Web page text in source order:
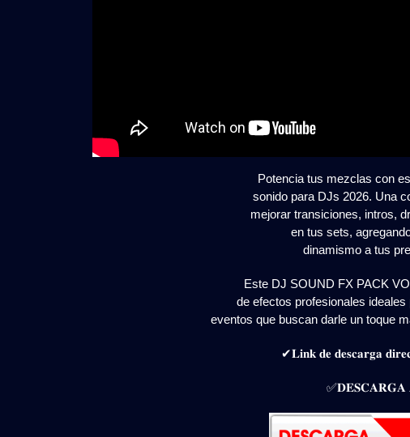
Potencia tus mezclas con
sonido para DJs 2026. Una
mejorar transiciones, intros,
en tus sets,
dinamismo a tus
Este DJ SOUND FX PACK
de efectos profesionales
eventos que buscan darle un toque
✔𝐋𝐢𝐧𝐤 𝐝𝐞 𝐝𝐞𝐬𝐜𝐚𝐫𝐠𝐚
✅𝐃𝐄𝐒𝐂𝐀𝐑𝐆𝐀